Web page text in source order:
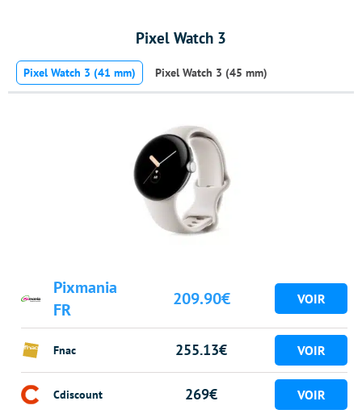
Pixel Watch 3
Pixel Watch 3 (41 mm) Pixel Watch 3 (45 mm)
Pixmania
FR
209.90€
Fnac 255.13€
Cdiscount 269€